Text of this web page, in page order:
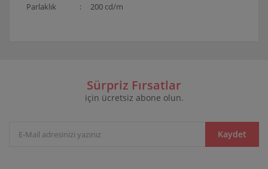
Parlaklık : 200 cd/m
Yorum Yaz
Ürün resmi kalitesiz, bozuk veya görüntülenemiyor.
Ürün bilgilerinde hatalar bulunuyor.
Sürpriz Fırsatlar
için ücretsiz abone olun.
Kaydet